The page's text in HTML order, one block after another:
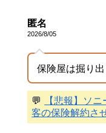
匿名
2026/8/05
保険屋は掘り
💬
【悲報】ソ
客の保険解約さ